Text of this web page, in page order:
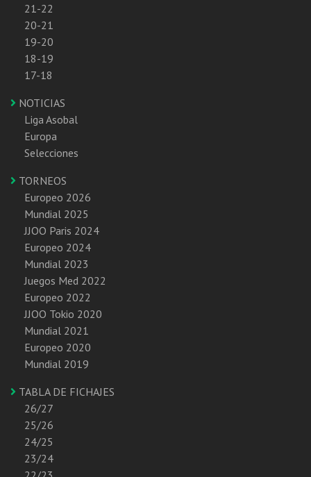
21-22
20-21
19-20
18-19
17-18
NOTICIAS
Liga Asobal
Europa
Selecciones
TORNEOS
Europeo 2026
Mundial 2025
JJOO Paris 2024
Europeo 2024
Mundial 2023
Juegos Med 2022
Europeo 2022
JJOO Tokio 2020
Mundial 2021
Europeo 2020
Mundial 2019
TABLA DE FICHAJES
26/27
25/26
24/25
23/24